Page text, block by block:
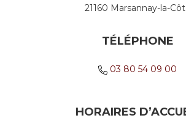
21160 Marsannay-la-
TÉLÉPHONE
03 80 54 09 00
HORAIRES